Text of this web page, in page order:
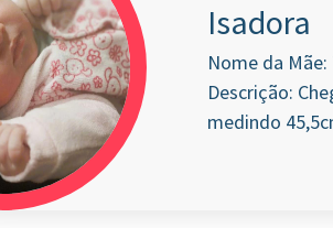
Isadora
Nome da
Descrição:
medindo